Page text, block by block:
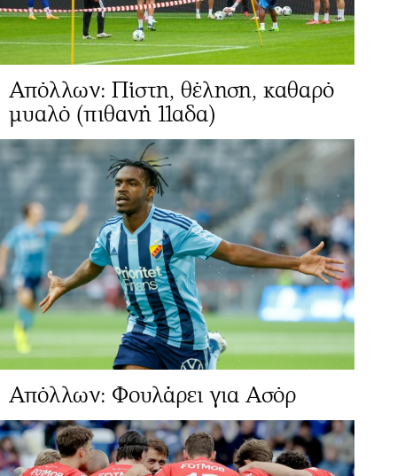
Απόλλων: Πίστη, θέληση, καθαρό
μυαλό (πιθανή 11αδα)
Απόλλων: Φουλάρει για Ασόρ